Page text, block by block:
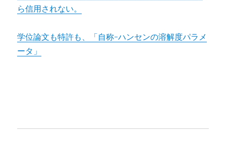
ら信用されない。
学位論文も特許も、「自称-ハンセンの溶解度パラメ
ータ」